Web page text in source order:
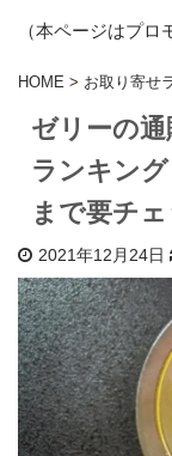
（本ページはプロ
HOME > お取り寄せ
ゼリーの
ランキン
まで要チェ
2021年12月24日